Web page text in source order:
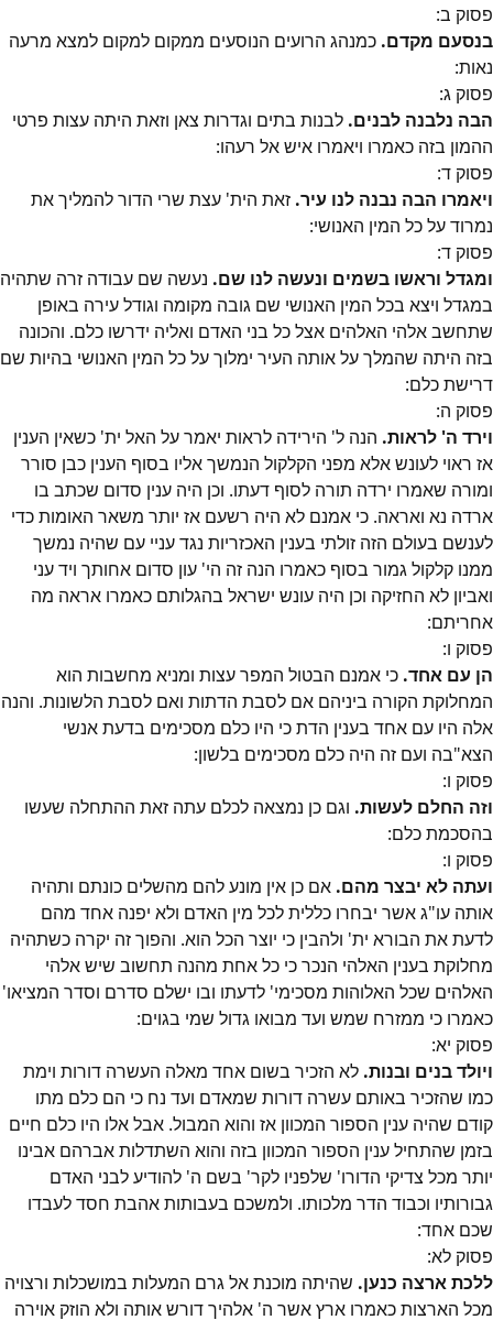
פסוק ב:
בנסעם מקדם. כמנהג הרועים הנוסעים ממקום למקום למצא מרעה
נאות:
פסוק ג:
הבה נלבנה לבנים. לבנות בתים וגדרות צאן וזאת היתה עצות פרטי
ההמון בזה כאמרו ויאמרו איש אל רעהו:
פסוק ד:
ויאמרו הבה נבנה לנו עיר. זאת הית' עצת שרי הדור להמליך את
נמרוד על כל המין האנושי:
פסוק ד:
ומגדל וראשו בשמים ונעשה לנו שם. נעשה שם עבודה זרה שתהיה
במגדל ויצא בכל המין האנושי שם גובה מקומה וגודל עירה באופן
שתחשב אלהי האלהים אצל כל בני האדם ואליה ידרשו כלם. והכונה
בזה היתה שהמלך על אותה העיר ימלוך על כל המין האנושי בהיות שם
דרישת כלם:
פסוק ה:
וירד ה' לראות. הנה ל' הירידה לראות יאמר על האל ית' כשאין הענין
אז ראוי לעונש אלא מפני הקלקול הנמשך אליו בסוף הענין כבן סורר
ומורה שאמרו ירדה תורה לסוף דעתו. וכן היה ענין סדום שכתב בו
ארדה נא ואראה. כי אמנם לא היה רשעם אז יותר משאר האומות כדי
לענשם בעולם הזה זולתי בענין האכזריות נגד עניי עם שהיה נמשך
ממנו קלקול גמור בסוף כאמרו הנה זה הי' עון סדום אחותך ויד עני
ואביון לא החזיקה וכן היה עונש ישראל בהגלותם כאמרו אראה מה
אחריתם:
פסוק ו:
הן עם אחד. כי אמנם הבטול המפר עצות ומניא מחשבות הוא
המחלוקת הקורה ביניהם אם לסבת הדתות ואם לסבת הלשונות. והנה
אלה היו עם אחד בענין הדת כי היו כלם מסכימים בדעת אנשי
הצא"בה ועם זה היה כלם מסכימים בלשון:
פסוק ו:
וזה החלם לעשות. וגם כן נמצאה לכלם עתה זאת ההתחלה שעשו
בהסכמת כלם:
פסוק ו:
ועתה לא יבצר מהם. אם כן אין מונע להם מהשלים כונתם ותהיה
אותה עו"ג אשר יבחרו כללית לכל מין האדם ולא יפנה אחד מהם
לדעת את הבורא ית' ולהבין כי יוצר הכל הוא. והפוך זה יקרה כשתהיה
מחלוקת בענין האלהי הנכר כי כל אחת מהנה תחשוב שיש אלהי
האלהים שכל האלוהות מסכימי' לדעתו ובו ישלם סדרם וסדר המציאו'
כאמרו כי ממזרח שמש ועד מבואו גדול שמי בגוים:
פסוק יא:
ויולד בנים ובנות. לא הזכיר בשום אחד מאלה העשרה דורות וימת
כמו שהזכיר באותם עשרה דורות שמאדם ועד נח כי הם כלם מתו
קודם שהיה ענין הספור המכוון אז והוא המבול. אבל אלו היו כלם חיים
בזמן שהתחיל ענין הספור המכוון בזה והוא השתדלות אברהם אבינו
יותר מכל צדיקי הדורו' שלפניו לקר' בשם ה' להודיע לבני האדם
גבורותיו וכבוד הדר מלכותו. ולמשכם בעבותות אהבת חסד לעבדו
שכם אחד:
פסוק לא:
ללכת ארצה כנען. שהיתה מוכנת אל גרם המעלות במושכלות ורצויה
מכל הארצות כאמרו ארץ אשר ה' אלהיך דורש אותה ולא הוזק אוירה